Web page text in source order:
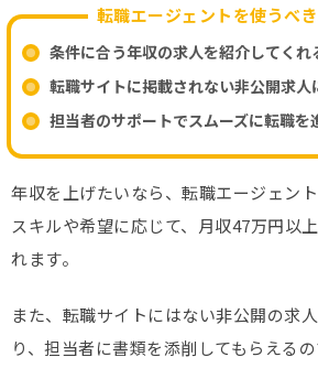
転職エージェントを使うべ
条件に合う年収の求人を紹介してくれ
転職サイトに掲載されない非公開求人
担当者のサポートでスムーズに転職を
年収を上げたいなら、転職エージェント
スキルや希望に応じて、月収47万円以
れます。
また、転職サイトにはない非公開の求
り、担当者に書類を添削してもらえる